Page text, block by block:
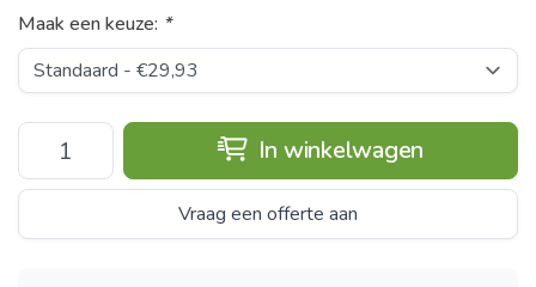
Maak een keuze: *
In winkelwagen
Vraag een offerte aan